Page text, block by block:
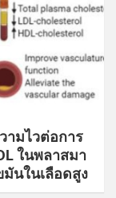
ามไวต่อการ
ในพลาสมา
นในเลือดสูง